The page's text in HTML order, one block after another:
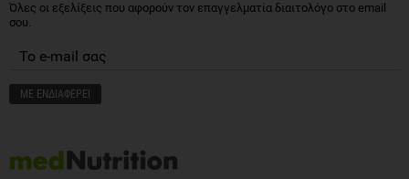
Όλες οι εξελίξεις που αφορούν τον επαγγελματία διαιτολόγο στο email
σου.